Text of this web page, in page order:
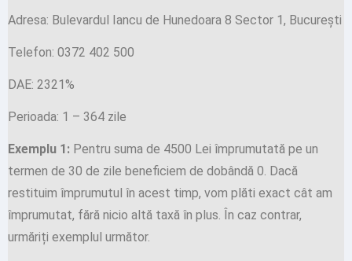
Adresa: Bulevardul Iancu de Hunedoara 8 Sector 1, Bucureşti
Telefon: 0372 402 500
DAE: 2321%
Perioada: 1 – 364 zile
Exemplu 1: Pentru suma de 4500 Lei împrumutată pe un
termen de 30 de zile beneficiem de dobândă 0. Dacă
restituim împrumutul în acest timp, vom plăti exact cât am
împrumutat, fără nicio altă taxă în plus. În caz contrar,
urmăriți exemplul următor.